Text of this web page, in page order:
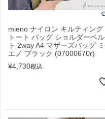
mieno ナイロン キルティング
トート バッグ ショルダーベル
ト 2way A4 マザーズバッグ ミ
エノ ブラック (07000670r)
¥4,730税込